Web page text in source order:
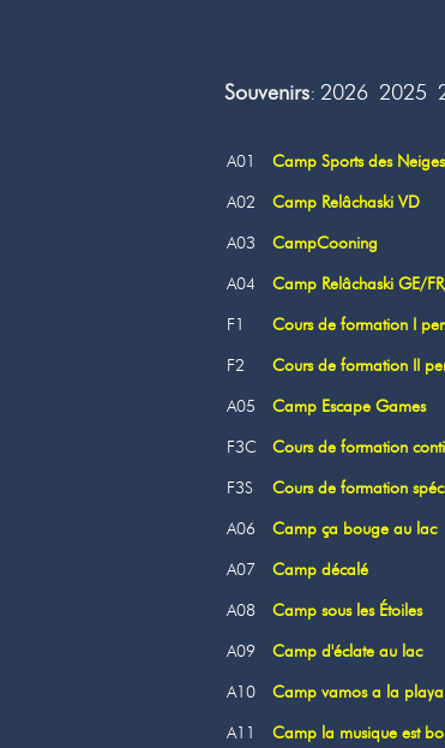
Souvenirs: 2026 2025
A01 Camp Sports des Neiges
A02
Camp Relâchaski VD
A03
CampCooning
A04
Camp Relâchaski GE/
F1
Cours de formation I
F2
Cours de formation II
A05
Camp Escape Games
F3C
Cours de formation
F3S
Cours de formation
A06
Camp ça bouge au lac
A07
Camp décalé
A08
Camp sous les Étoiles
A09
Camp d'éclate au lac
A10
Camp vamos a la playa
A11
Camp la musique est